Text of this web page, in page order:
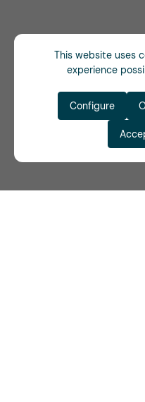
This website uses
experience
Configure